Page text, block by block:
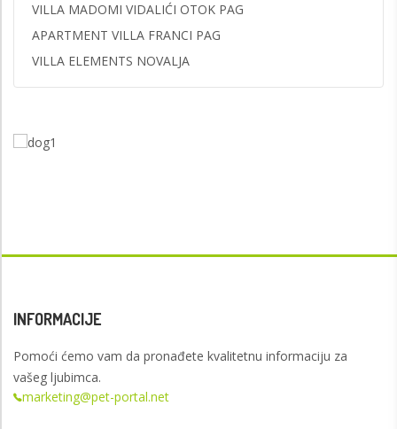
VILLA MADOMI VIDALIĆI OTOK PAG
APARTMENT VILLA FRANCI PAG
VILLA ELEMENTS NOVALJA
INFORMACIJE
Pomoći ćemo vam da pronađete kvalitetnu informaciju za
vašeg ljubimca.
marketing@pet-portal.net